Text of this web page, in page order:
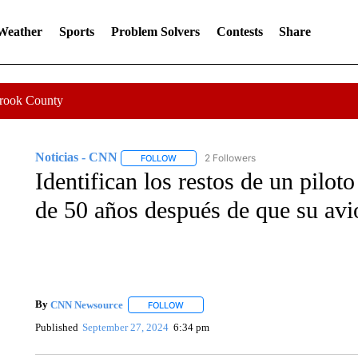
Sports Problem Solvers Contests Share
County
Noticias - CNN FOLLOWFOLLOW "NOTICIAS - CNN" TO RECEIVE
2 Followers
Identifican los restos de un
de 50 años después de que su
By CNN Newsource FOLLOWFOLLOW "" TO RECEIVE NOTIFICATIONS
Published September 27, 2024 6:34 pm